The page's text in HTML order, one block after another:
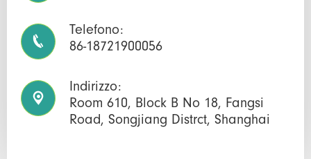

Telefono:
86-18721900056

Indirizzo:
Room 610, Block B No 18, Fangsi
Road, Songjiang Distrct, Shanghai